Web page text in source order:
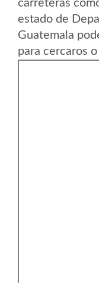
carreteras
estado de
Guatemala
para cercaros